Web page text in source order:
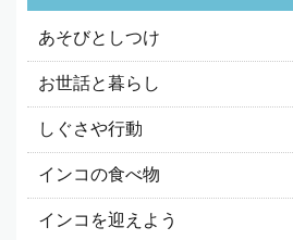
あそびとしつけ
お世話と暮らし
しぐさや行動
インコの食べ物
インコを迎えよう